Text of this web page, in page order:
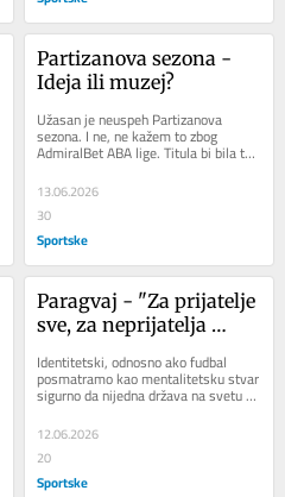
Partizanova sezona -
Ideja ili muzej?
Užasan je neuspeh Partizanova
sezona. I ne, ne kažem to zbog
AdmiralBet ABA lige. Titula bi bila tek
trojanski konj u redovima navijača
sa...
13.06.2026
30
Sportske
Paragvaj - "Za prijatelje
sve, za neprijatelja
Identitetski, odnosno ako fudbal
posmatramo kao mentalitetsku stvar
sigurno da nijedna država na svetu
nije uspela da inkorporira princip
nacionalnog...
12.06.2026
20
Sportske